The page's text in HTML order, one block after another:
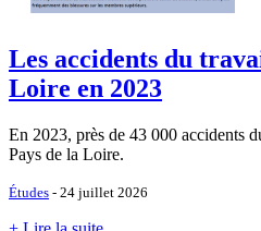
Les accidents du
Loire en 2023
En 2023, près de 43 000 accidents
Pays de la Loire.
Études - 24 juillet 2026